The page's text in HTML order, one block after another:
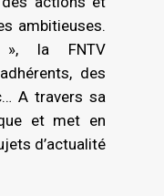
ambitieuses.
», la FNTV
des
A travers sa
et met en
d’actualité